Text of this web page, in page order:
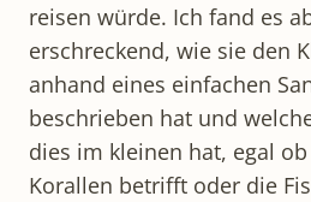
reisen würde. Ich fand es
erschreckend, wie sie den
anhand eines einfachen
beschrieben hat und
dies im kleinen hat, egal
Korallen betrifft oder die